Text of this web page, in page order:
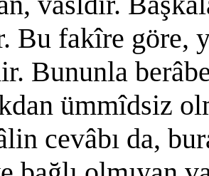
Bu fakîre göre,
Bununla
ümmîdsiz
cevâbı da,